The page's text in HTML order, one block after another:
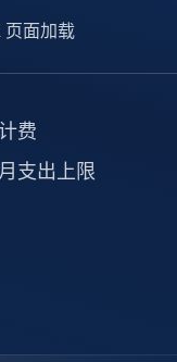
by keyword
Cb rank, Region, About,
status, and more.
页面加载
费
支出上限